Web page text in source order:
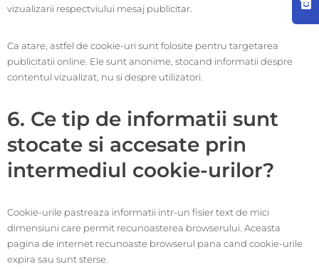
vizualizarii respectviului mesaj publicitar.
Ca atare, astfel de cookie-uri sunt folosite pentru targetarea
publicitatii online. Ele sunt anonime, stocand informatii despre
contentul vizualizat, nu si despre utilizatori.
6. Ce tip de informatii sunt
stocate si accesate prin
intermediul cookie-urilor?
Cookie-urile pastreaza informatii intr-un fisier text de mici
dimensiuni care permit recunoasterea browserului. Aceasta
pagina de internet recunoaste browserul pana cand cookie-urile
expira sau sunt sterse.